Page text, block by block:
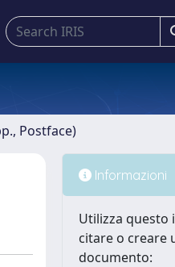
Postface)
Informazioni
Utilizza
citare o creare
documento: